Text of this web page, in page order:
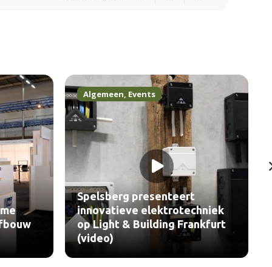
Algemeen, Events
Spelsberg presenteert
innovatieve elektrotechniek
op Light & Building Frankfurt
(video)